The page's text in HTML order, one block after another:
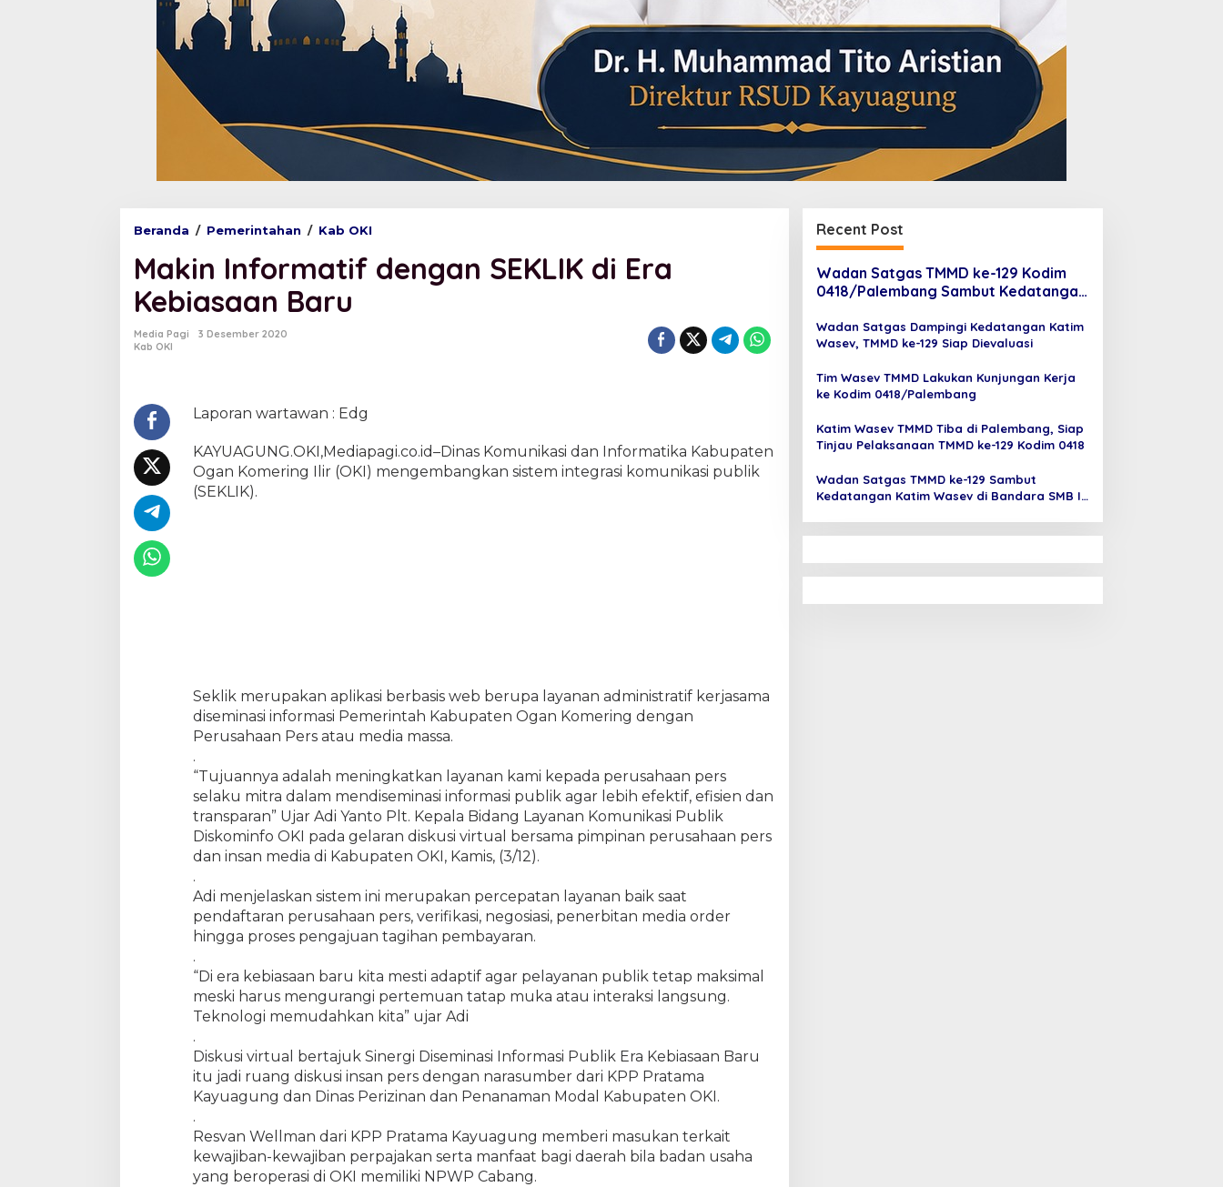
Beranda / Pemerintahan / Kab OKI
k
f
d
E
r
a
e
b
i
a
s
a
B
a
r
Makin Informatif dengan SEKLIK di Era
Kebiasaan Baru
Media Pagi
3 Desember 2020
Kab OKI
Laporan wartawan : Edg
KAYUAGUNG.OKI,Mediapagi.co.id–Dinas Komunikasi dan Informatika Kabupaten
Ogan Komering Ilir (OKI) mengembangkan sistem integrasi komunikasi publik
(SEKLIK).
Seklik merupakan aplikasi berbasis web berupa layanan administratif kerjasama
diseminasi informasi Pemerintah Kabupaten Ogan Komering dengan
Perusahaan Pers atau media massa.
.
“Tujuannya adalah meningkatkan layanan kami kepada perusahaan pers
selaku mitra dalam mendiseminasi informasi publik agar lebih efektif, efisien dan
transparan” Ujar Adi Yanto Plt. Kepala Bidang Layanan Komunikasi Publik
Diskominfo OKI pada gelaran diskusi virtual bersama pimpinan perusahaan pers
dan insan media di Kabupaten OKI, Kamis, (3/12).
.
Adi menjelaskan sistem ini merupakan percepatan layanan baik saat
pendaftaran perusahaan pers, verifikasi, negosiasi, penerbitan media order
hingga proses pengajuan tagihan pembayaran.
.
“Di era kebiasaan baru kita mesti adaptif agar pelayanan publik tetap maksimal
meski harus mengurangi pertemuan tatap muka atau interaksi langsung.
Teknologi memudahkan kita” ujar Adi
.
Diskusi virtual bertajuk Sinergi Diseminasi Informasi Publik Era Kebiasaan Baru
itu jadi ruang diskusi insan pers dengan narasumber dari KPP Pratama
Kayuagung dan Dinas Perizinan dan Penanaman Modal Kabupaten OKI.
.
Resvan Wellman dari KPP Pratama Kayuagung memberi masukan terkait
kewajiban-kewajiban perpajakan serta manfaat bagi daerah bila badan usaha
yang beroperasi di OKI memiliki NPWP Cabang.
Recent Post
Wadan Satgas TMMD ke-129 Kodim
0418/Palembang Sambut Kedatangan
Wadan Satgas Dampingi Kedatangan Katim
Wasev, TMMD ke-129 Siap Dievaluasi
Tim Wasev TMMD Lakukan Kunjungan Kerja
ke Kodim 0418/Palembang
Katim Wasev TMMD Tiba di Palembang, Siap
Tinjau Pelaksanaan TMMD ke-129 Kodim 0418
Wadan Satgas TMMD ke-129 Sambut
Kedatangan Katim Wasev di Bandara SMB II